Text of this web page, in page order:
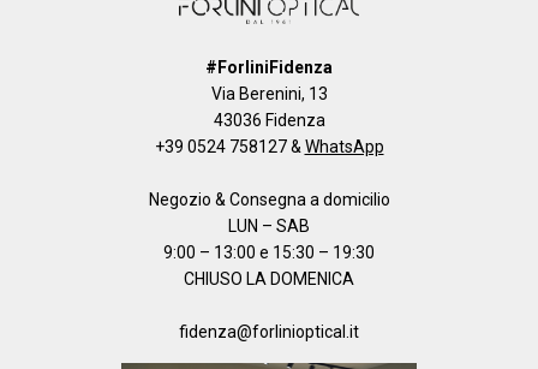
#ForliniFidenza
Via Berenini, 13
43036 Fidenza
+39 0524 758127& WhatsApp
Negozio & Consegna a domicilio
LUN – SAB
9:00 – 13:00 e 15:30 – 19:30
CHIUSO LA DOMENICA
fidenza@forlinioptical.it